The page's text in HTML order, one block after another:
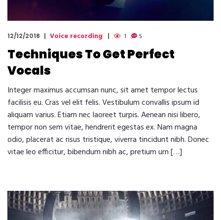
12/12/2018 Voice recording 1 5
Techniques To Get Perfect
Vocals
Integer maximus accumsan nunc, sit amet tempor lectus
facilisis eu. Cras vel elit felis. Vestibulum convallis ipsum id
aliquam varius. Etiam nec laoreet turpis. Aenean nisi libero,
tempor non sem vitae, hendrerit egestas ex. Nam magna
odio, placerat ac risus tristique, viverra tincidunt nibh. Donec
vitae leo efficitur, bibendum nibh ac, pretium urn […]